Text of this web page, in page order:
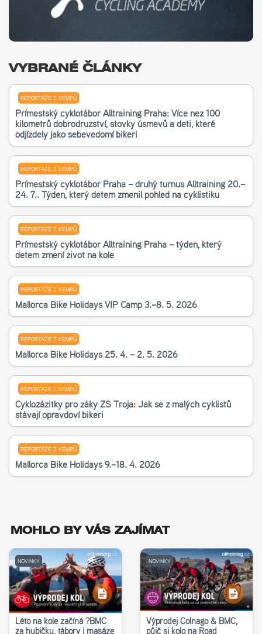
VYBRANÉ ČLÁNKY
REPORTÁŽE Z KEMPŮ
Příměstský cyklotábor Alltraining Praha: Více než 100
kilometrů dobrodružství, stovky úsměvů a děti, které
odjížděly jako sebevědomí bikeři
REPORTÁŽE Z KEMPŮ
Příměstský cyklotábor Praha – druhý turnus Alltraining 20.–
24. 7.. Týden, který dětem změnil pohled na cyklistiku
REPORTÁŽE Z KEMPŮ
Příměstský cyklotábor Alltraining Praha – týden, který
dětem změní život na kole
REPORTÁŽE Z KEMPŮ
Mallorca Bike Holidays VIP Camp 3.–8. 5. 2026
REPORTÁŽE Z KEMPŮ
Mallorca Bike Holidays 25. 4. – 2. 5. 2026
REPORTÁŽE Z KEMPŮ
Cyklozážitky pro žáky ZŠ Troja: Jak se z malých cyklistů
stávají opravdoví bikeři
REPORTÁŽE Z KEMPŮ
Mallorca Bike Holidays 9.–18. 4. 2026
MOHLO BY VÁS ZAJÍMAT
NOVINKY
Léto na kole začíná ?‍BMC
za hubičku, tábory i masáže
NOVINKY
Výprodej Colnago & BMC,
půjč si kolo na Road